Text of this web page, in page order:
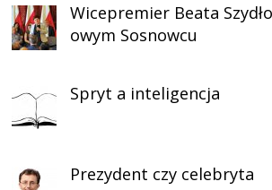
Wicepremier Beata
owym Sosnowcu
Spryt a inteligencja
Prezydent czy celebryta